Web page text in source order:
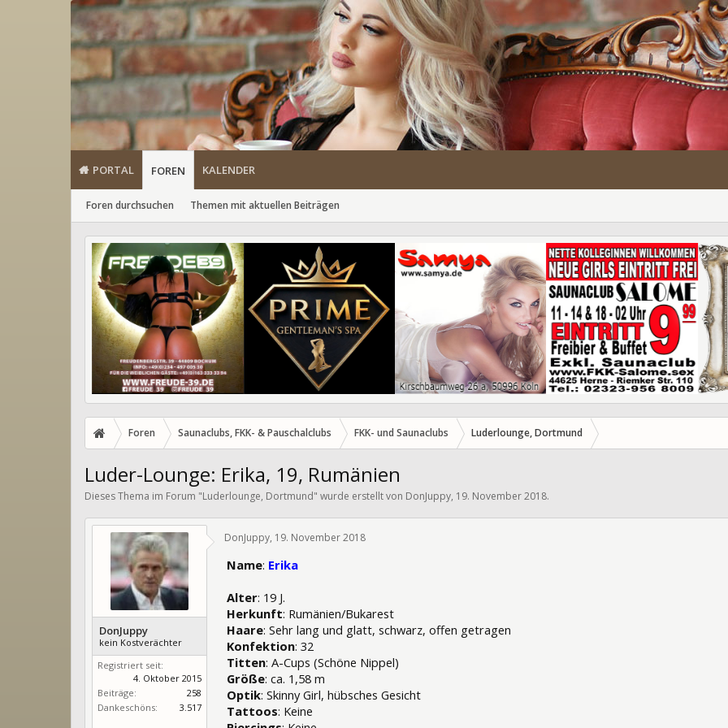
PORTAL FOREN
Foren durchsuchen Themen mit aktuellen Beiträgen
KALENDER
Foren Saunaclubs, FKK- & Pauschalclubs FKK- und Saunaclubs Luderlounge, Dortmund
Luder-Lounge: Erika, 19, Rumänien
Dieses Thema im Forum "Luderlounge, Dortmund" wurde erstellt von DonJuppy, 19. November 2018.
DonJuppy
kein Kostverächter
Registriert seit:
4. Oktober 2015
Beiträge:
258
Dankeschöns:
3.517
DonJuppy, 19. November 2018
Name: Erika
Alter: 19 J.
Herkunft: Rumänien/Bukarest
Haare: Sehr lang und glatt, schwarz, offen getragen
Konfektion: 32
Titten: A-Cups (Schöne Nippel)
Größe: ca. 1,58 m
Optik: Skinny Girl, hübsches Gesicht
Tattoos: Keine